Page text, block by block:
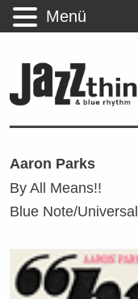
Aaron Parks
By All Means!!
Blue Note/Universal
Menü